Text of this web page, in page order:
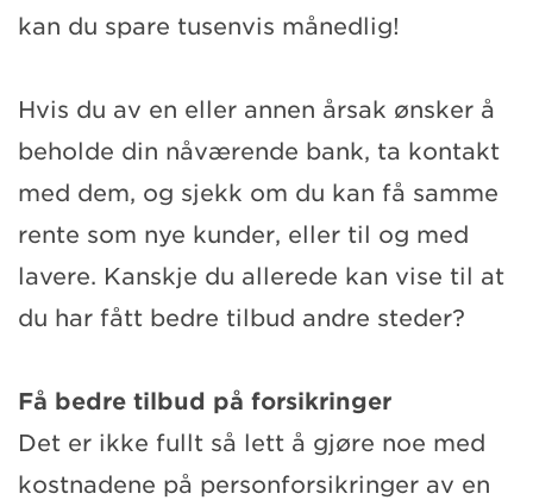
kan du spare tusenvis månedlig!
Hvis du av en eller annen årsak ønsker å
beholde din nåværende bank, ta kontakt
med dem, og sjekk om du kan få samme
rente som nye kunder, eller til og med
lavere. Kanskje du allerede kan vise til at
du har fått bedre tilbud andre steder?
Få bedre tilbud på forsikringer
Det er ikke fullt så lett å gjøre noe med
kostnadene på personforsikringer av en